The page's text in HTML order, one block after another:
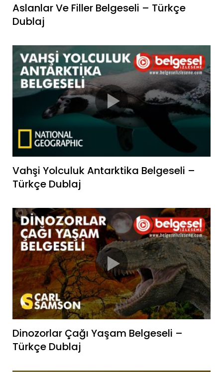
Aslanlar Ve Filler Belgeseli – Türkçe
Dublaj
Vahşi Yolculuk Antarktika Belgeseli –
Türkçe Dublaj
Dinozorlar Çağı Yaşam Belgeseli –
Türkçe Dublaj